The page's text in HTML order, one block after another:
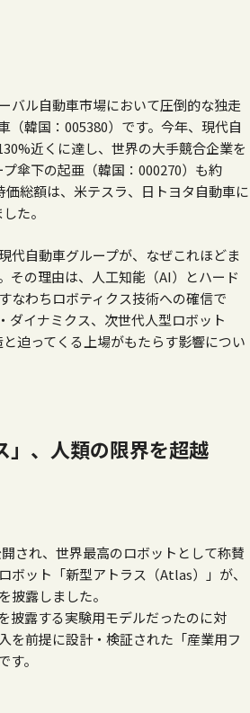
バル自動車市場において圧倒的な独走
（韓国： 005380）です。今年、現代自
近くに達し、世界の大手競合企業を
傘下の起亜（韓国： 000270）も約
総額は、米テスラ、日トヨタ自動車に
た。
代自動車グループが、なぜこれほどま
その理由は、人工知能（AI）とハード
なわちロボティクス技術への確信で
ダイナミクス、次世代人型ロボット
迫ってくる上場がもたらす影響につい
」、人類の限界を超越
され、世界最高のロボットとして称賛
ボット「新型アトラス（Atlas）」が、
披露しました。
披露する実験用モデルだったのに対
を前提に設計・検証された「産業用フ
。